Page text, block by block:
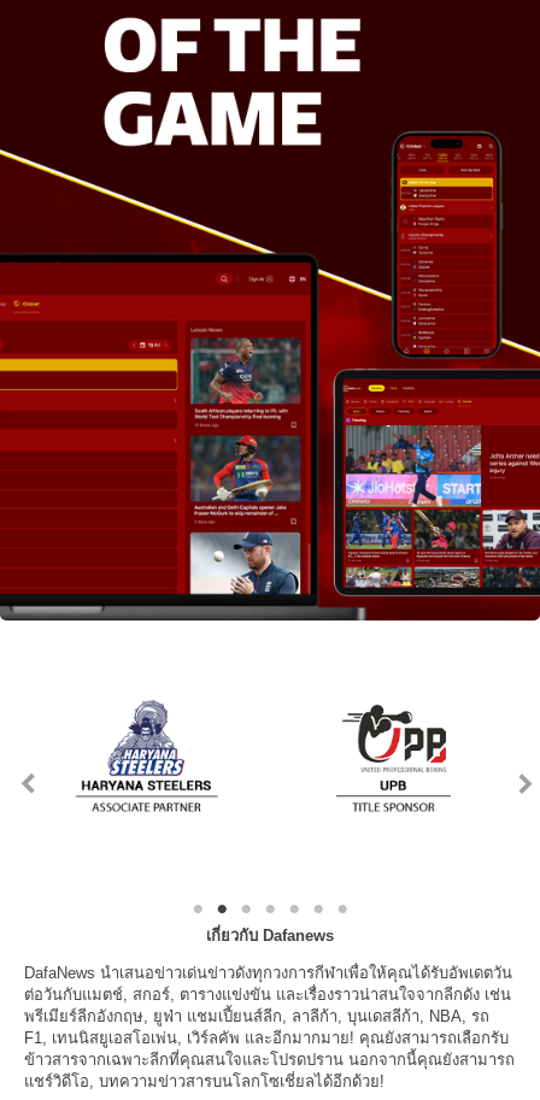
เกี่ยวกับ Dafanews
DafaNews นำเสนอข่าวเด่นข่าวดังทุกวงการกีฬาเพื่อให้คุณได้รับอัพเดตวัน
ต่อวันกับแมตช์, สกอร์, ตารางแข่งขัน และเรื่องราวน่าสนใจจากลีกดัง เช่น
พรีเมียร์ลีกอังกฤษ, ยูฟ่า แชมเปี้ยนส์ลีก, ลาลีก้า, บุนเดสลีก้า, NBA, รถ
F1, เทนนิสยูเอสโอเพ่น, เวิร์ลคัพ และอีกมากมาย! คุณยังสามารถเลือกรับ
ข้าวสารจากเฉพาะลีกที่คุณสนใจและโปรดปราน นอกจากนี้คุณยังสามารถ
แชร์วิดีโอ, บทความข่าวสารบนโลกโซเชี่ยลได้อีกด้วย!